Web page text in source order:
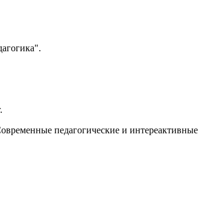
педагогические и интереактивные